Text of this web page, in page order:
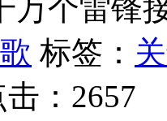
万个雷锋
标签：
： 2657